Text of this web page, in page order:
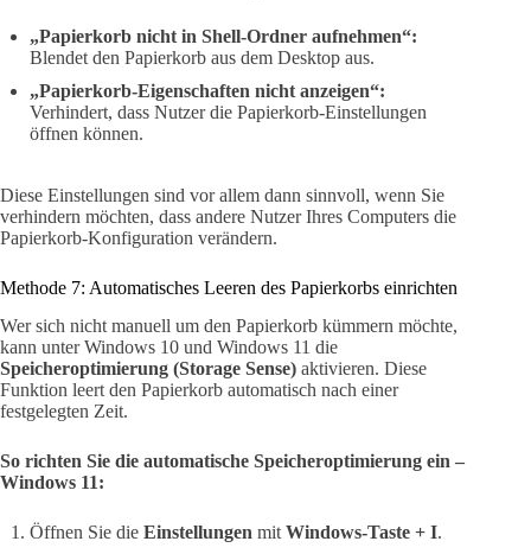
„Papierkorb nicht in Shell-Ordner aufnehmen“:
Blendet den Papierkorb aus dem Desktop aus.
„Papierkorb-Eigenschaften nicht anzeigen“:
Verhindert, dass Nutzer die Papierkorb-Einstellungen
öffnen können.
Diese Einstellungen sind vor allem dann sinnvoll, wenn Sie
verhindern möchten, dass andere Nutzer Ihres Computers die
Papierkorb-Konfiguration verändern.
Methode 7: Automatisches Leeren des Papierkorbs einrichten
Wer sich nicht manuell um den Papierkorb kümmern möchte,
kann unter Windows 10 und Windows 11 die
Speicheroptimierung (Storage Sense) aktivieren. Diese
Funktion leert den Papierkorb automatisch nach einer
festgelegten Zeit.
So richten Sie die automatische Speicheroptimierung ein –
Windows 11:
Öffnen Sie die Einstellungen mit Windows-Taste + I.